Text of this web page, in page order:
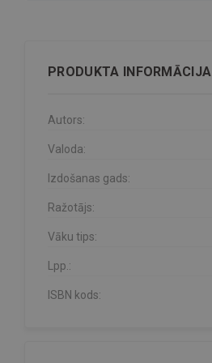
PRODUKTA INFORMĀCIJA
Autors:
Valoda:
Izdošanas gads:
Ražotājs:
Vāku tips:
Lpp.:
ISBN kods: